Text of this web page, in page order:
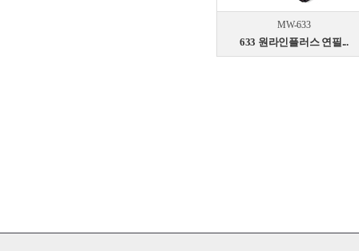
MW-633
633 원라인플러스 연필...